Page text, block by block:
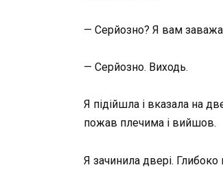
— Серйозно? Я вам
— Серйозно. Виходь.
Я підійшла і вказала на
пожав плечима і вийшов.
Я зачинила двері.